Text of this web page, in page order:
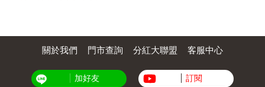
關於我們 門市查詢 分紅大聯盟 客服中心
加好友 訂閱